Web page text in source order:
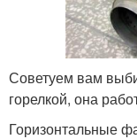
Советуем вам
горелкой, она
Горизонтальные